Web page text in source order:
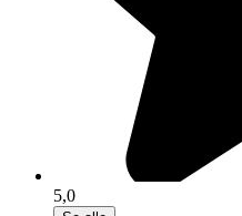
5,0